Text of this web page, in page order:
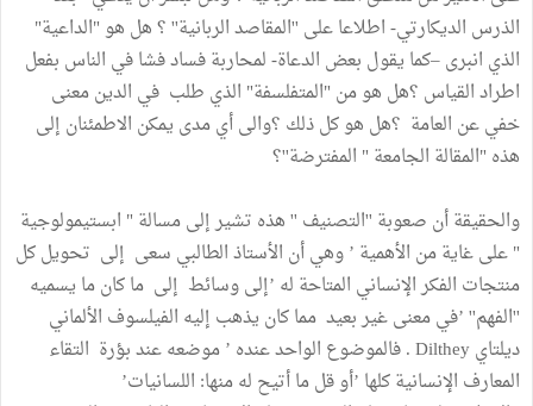
الذرس الديكارتي- اطلاعا على ''المقاصد الربانية'' ؟ هل هو "الداعية"
الذي انبرى –كما يقول بعض الدعاة- لمحاربة فساد فشا في الناس بفعل
اطراد القياس ؟هل هو من "المتفلسفة" الذي طلب في الدين معنى
خفي عن العامة ؟هل هو كل ذلك ؟والى أي مدى يمكن الاطمئنان إلى
هذه "المقالة الجامعة " المفترضة''؟
والحقيقة أن صعوبة ''التصنيف '' هذه تشير إلى مسالة " ابستيمولوجية
" على غاية من الأهمية ’ وهي أن الأستاذ الطالبي سعى إلى تحويل كل
منتجات الفكر الإنساني المتاحة له ’إلى وسائط إلى ما كان ما يسميه
''الفهم'' ’في معنى غير بعيد مما كان يذهب إليه الفيلسوف الألماني
ديلتاي Dilthey . فالموضوع الواحد عنده ’ موضعه عند بؤرة التقاء
المعارف الإنسانية كلها ’أو قل ما أتيح له منها: اللسانيات’